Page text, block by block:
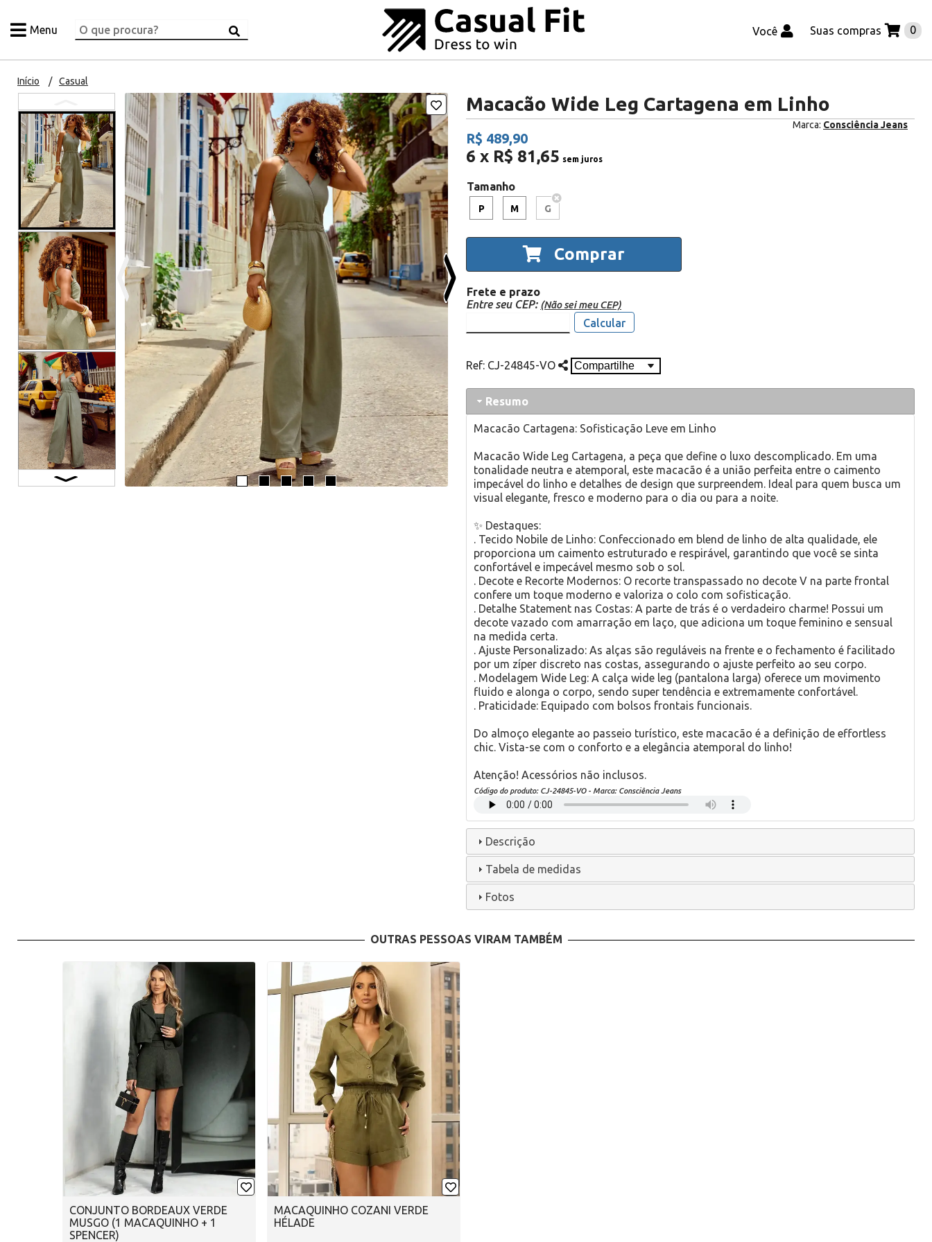
Menu Você Suas compras 0
Início Casual
Macacão Wide Leg Cartagena em Linho
Marca: Consciência Jeans
R$ 489,90
6 x R$ 81,65 sem juros
Tamanho
P M G
Comprar
Frete e prazo
Entre seu CEP: (Não sei meu CEP)
Calcular
Ref: CJ-24845-VO
Resumo
Macacão Cartagena: Sofisticação Leve em Linho
Macacão Wide Leg Cartagena, a peça que define o luxo descomplicado. Em uma
tonalidade neutra e atemporal, este macacão é a união perfeita entre o caimento
impecável do linho e detalhes de design que surpreendem. Ideal para quem busca um
visual elegante, fresco e moderno para o dia ou para a noite.
✨ Destaques:
. Tecido Nobile de Linho: Confeccionado em blend de linho de alta qualidade, ele
proporciona um caimento estruturado e respirável, garantindo que você se sinta
confortável e impecável mesmo sob o sol.
. Decote e Recorte Modernos: O recorte transpassado no decote V na parte frontal
confere um toque moderno e valoriza o colo com sofisticação.
. Detalhe Statement nas Costas: A parte de trás é o verdadeiro charme! Possui um
decote vazado com amarração em laço, que adiciona um toque feminino e sensual
na medida certa.
. Ajuste Personalizado: As alças são reguláveis na frente e o fechamento é facilitado
por um zíper discreto nas costas, assegurando o ajuste perfeito ao seu corpo.
. Modelagem Wide Leg: A calça wide leg (pantalona larga) oferece um movimento
fluido e alonga o corpo, sendo super tendência e extremamente confortável.
. Praticidade: Equipado com bolsos frontais funcionais.
Do almoço elegante ao passeio turístico, este macacão é a definição de effortless
chic. Vista-se com o conforto e a elegância atemporal do linho!
Atenção! Acessórios não inclusos.
Código do produto: CJ-24845-VO- Marca: Consciência Jeans
Descrição
Tabela de medidas
Fotos
OUTRAS PESSOAS VIRAM TAMBÉM
CONJUNTO BORDEAUX VERDE
MUSGO (1 MACAQUINHO + 1
SPENCER)
MACAQUINHO COZANI VERDE
HÉLADE